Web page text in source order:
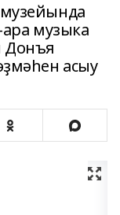
музыка
Донъя
асыу